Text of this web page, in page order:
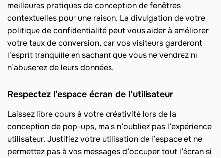
meilleures pratiques de conception de fenêtres
contextuelles pour une raison. La divulgation de votre
politique de confidentialité peut vous aider à améliorer
votre taux de conversion, car vos visiteurs garderont
l’esprit tranquille en sachant que vous ne vendrez ni
n’abuserez de leurs données.
Respectez l’espace écran de l’utilisateur
Laissez libre cours à votre créativité lors de la
conception de pop-ups, mais n’oubliez pas l’expérience
utilisateur. Justifiez votre utilisation de l’espace et ne
permettez pas à vos messages d’occuper tout l’écran si